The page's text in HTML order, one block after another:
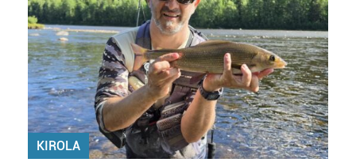
KIROLA